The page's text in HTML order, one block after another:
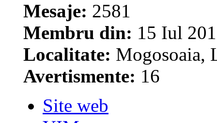
Mesaje: 2581
Membru din: 15 Iul
Localitate: Mogosoaia,
Avertismente: 16
Site web